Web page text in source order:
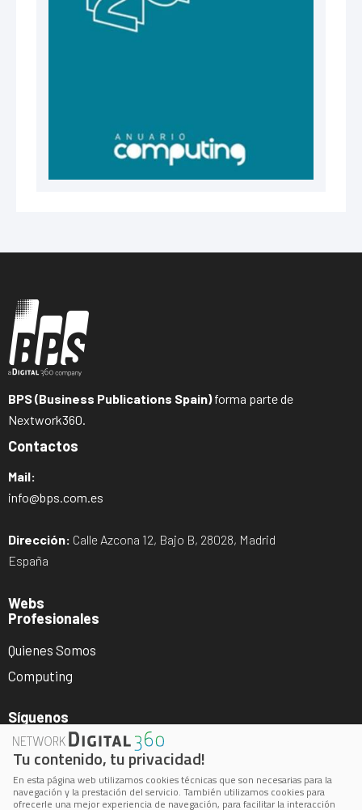
BPS (Business Publications Spain)forma parte de
Nextwork360.
Contactos
Mail:
info@bps.com.es
Dirección: Calle Azcona 12, Bajo B, 28028, Madrid
España
Webs
Profesionales
Quienes Somos
Computing
Síguenos
Tu contenido, tu privacidad!
En esta página web utilizamos cookies técnicas que son necesarias para la
navegación y la prestación del servicio. También utilizamos cookies para
ofrecerle una mejor experiencia de navegación, para facilitar la interacción